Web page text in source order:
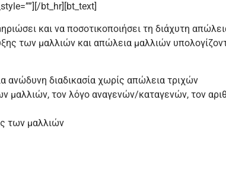
bt_hr][bt_text]
και να ποσοτικοποιήσει τη διάχυτη
των μαλλιών και απώλεια μαλλιών
ανώδυνη διαδικασία χωρίς απώλεια τριχών
μαλλιών, τον λόγο αναγενών/καταγενών, τον
των μαλλιών